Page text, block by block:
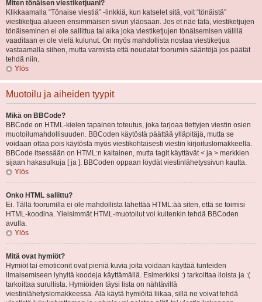
Miten tönäisen viestiketjuani?
Klikkaamalla “Tönaise viestiä” -linkkiä, kun katselet sitä, voit “tönäistä”
viestiketjua alueen ensimmäisen sivun yläosaan. Jos et näe tätä, viestiketjujen
tönäiseminen ei ole sallittua tai aika joka viestiketjujen tönäisemisen välillä
vaaditaan ei ole vielä kulunut. On myös mahdollista nostaa viestiketjua
vastaamalla siihen, mutta varmista että noudatat foorumin sääntöjä jos päätät
tehdä niin.
Ylös
Muotoilu ja aiheiden tyypit
Mikä on BBCode?
BBCode on HTML-kielen tapainen toteutus, joka tarjoaa tiettyjen viestin osien
muotoilumahdollisuuden. BBCoden käytöstä päättää ylläpitäjä, mutta se
voidaan ottaa pois käytöstä myös viestikohtaisesti viestin kirjoituslomakkeella.
BBCode itsessään on HTML:n kaltainen, mutta tagit käyttävät < ja > merkkien
sijaan hakasulkuja [ ja ]. BBCoden oppaan löydät viestinlähetyssivun kautta.
Ylös
Onko HTML sallittu?
Ei. Tällä foorumilla ei ole mahdollista lähettää HTML:ää siten, että se toimisi
HTML-koodina. Yleisimmät HTML-muotoilut voi kuitenkin tehdä BBCoden
avulla.
Ylös
Mitä ovat hymiöt?
Hymiöt tai emoticonit ovat pieniä kuvia joita voidaan käyttää tunteiden
ilmaisemiseen lyhyitä koodeja käyttämällä. Esimerkiksi :) tarkoittaa iloista ja :(
tarkoittaa surullista. Hymiöiden täysi lista on nähtävillä
viestinlähetyslomakkeessa. Älä käytä hymiöitä liikaa, sillä ne voivat tehdä